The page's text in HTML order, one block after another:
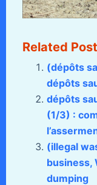
Related
(dépôts
dépôts
dépôts
(1/3) :
(illegal
business,
dumping